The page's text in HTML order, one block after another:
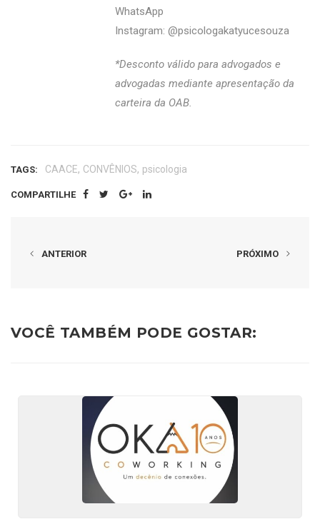
WhatsApp
Instagram: @‌psicologakatyucesouza
*Desconto válido para advogados e
advogadas mediante apresentação da
carteira da OAB.
TAGS: CAACE, CONVÊNIOS, psicologia
COMPARTILHE
ANTERIOR PRÓXIMO
VOCÊ TAMBÉM PODE GOSTAR: